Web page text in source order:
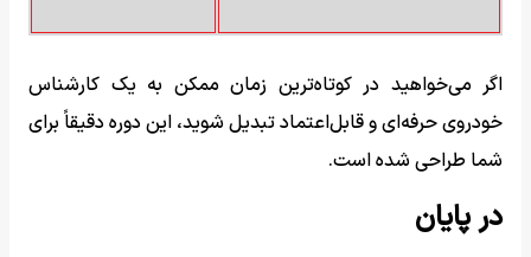
اگر می‌خواهید در کوتاه‌ترین زمان ممکن به یک کارشناس
خودروی حرفه‌ای و قابل‌اعتماد تبدیل شوید، این دوره دقیقاً برای
شما طراحی شده است.
در پایان